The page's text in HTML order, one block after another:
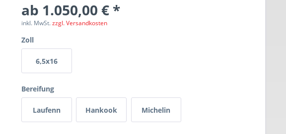
ab 1.050,00 € *
inkl. MwSt.zzgl. Versandkosten
Zoll
6,5x16
Bereifung
Laufenn Hankook Michelin